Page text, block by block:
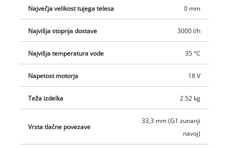
ločeno, na primer kot praktičen začetni komplet.
Največja velikost tujega telesa 0 mm
Najvišja stopnja dostave 3000 l/h
Najvišja temperatura vode 35 °C
Napetost motorja 18 V
Teža izdelka 2.52 kg
Vrsta tlačne povezave
33,3 mm (G1 zunanji
navoj)